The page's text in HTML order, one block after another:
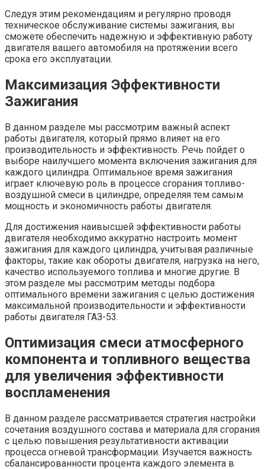
Следуя этим рекомендациям и регулярно проводя
техническое обслуживание системы зажигания, вы
сможете обеспечить надежную и эффективную работу
двигателя вашего автомобиля на протяжении всего
срока его эксплуатации.
Максимизация Эффективности
Зажигания
В данном разделе мы рассмотрим важный аспект
работы двигателя, который прямо влияет на его
производительность и эффективность. Речь пойдет о
выборе наилучшего момента включения зажигания для
каждого цилиндра. Оптимальное время зажигания
играет ключевую роль в процессе сгорания топливо-
воздушной смеси в цилиндре, определяя тем самым
мощность и экономичность работы двигателя.
Для достижения наивысшей эффективности работы
двигателя необходимо аккуратно настроить момент
зажигания для каждого цилиндра, учитывая различные
факторы, такие как обороты двигателя, нагрузка на него,
качество используемого топлива и многие другие. В
этом разделе мы рассмотрим методы подбора
оптимального времени зажигания с целью достижения
максимальной производительности и эффективности
работы двигателя ГАЗ-53.
Оптимизация смеси атмосферного
компонента и топливного вещества
для увеличения эффективности
воспламенения
В данном разделе рассматривается стратегия настройки
сочетания воздушного состава и материала для сгорания
с целью повышения результативности активации
процесса огневой трансформации. Изучается важность
сбалансированности процента каждого элемента в